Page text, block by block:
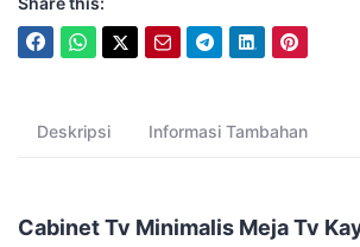
Deskripsi Informasi Tambahan
Cabinet Tv Minimalis Meja Tv